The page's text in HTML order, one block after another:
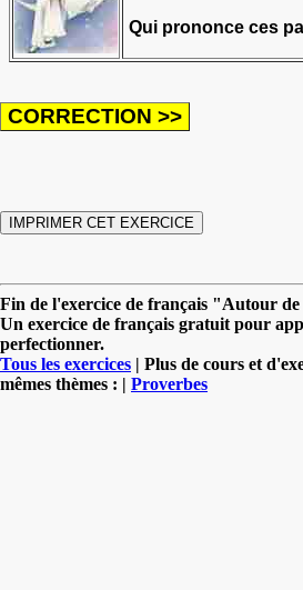
Qui prononce ces
Fin de l'exercice de français "Autour
Un exercice de français gratuit pour
perfectionner.
Tous les exercices | Plus de cours et
mêmes thèmes : | Proverbes